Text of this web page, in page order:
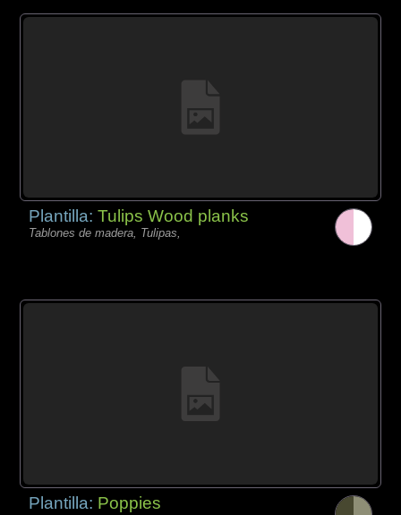
Plantilla:Tulips Wood planks
Tablones de madera, Tulipas,
Plantilla: Poppies